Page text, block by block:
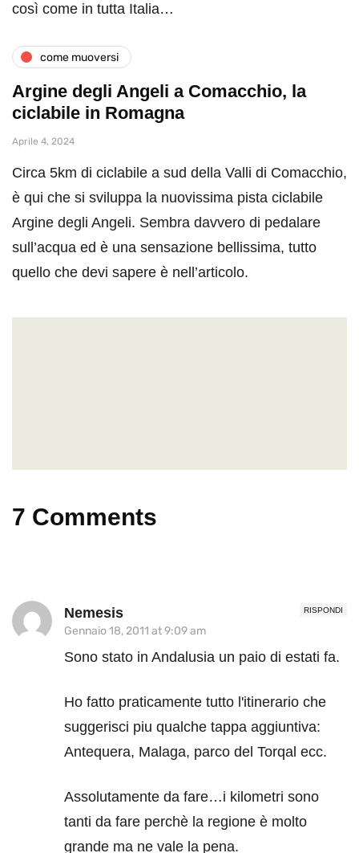
così come in tutta Italia…
come muoversi
Argine degli Angeli a Comacchio, la
ciclabile in Romagna
Aprile 4, 2024
Circa 5km di ciclabile a sud della Valli di Comacchio,
è qui che si sviluppa la nuovissima pista ciclabile
Argine degli Angeli. Sembra davvero di pedalare
sull’acqua ed è una sensazione bellissima, tutto
quello che devi sapere è nell’articolo.
7 Comments
RISPONDI
Nemesis
Gennaio 18, 2011 at 9:09 am
Sono stato in Andalusia un paio di estati fa.
Ho fatto praticamente tutto l'itinerario che
suggerisci piu qualche tappa aggiuntiva:
Antequera, Malaga, parco del Torqal ecc.
Assolutamente da fare…i kilometri sono
tanti da fare perchè la regione è molto
grande ma ne vale la pena.